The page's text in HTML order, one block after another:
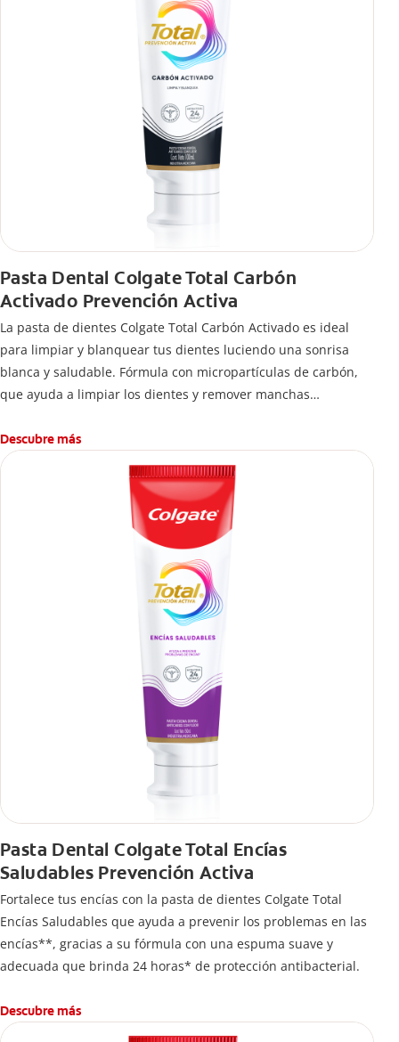
Pasta Dental Colgate Total Carbón
Activado Prevención Activa
La pasta de dientes Colgate Total Carbón Activado es ideal
para limpiar y blanquear tus dientes luciendo una sonrisa
blanca y saludable. Fórmula con micropartículas de carbón,
que ayuda a limpiar los dientes y remover manchas
¿Qué hace el carbón activado en una pasta dental y por qué
se usa para ayudar a remover manchas superficiales?
También encontrarás cómo incluirla en tu rutina, en casa o de
viaje, con tips de cepillado para una sonrisa sana.
Descubre más
Pasta Dental Colgate Total Encías
Saludables Prevención Activa
Fortalece tus encías con la pasta de dientes Colgate Total
Encías Saludables que ayuda a prevenir los problemas en las
encías**, gracias a su fórmula con una espuma suave y
adecuada que brinda 24 horas* de protección antibacterial.
Descubre más